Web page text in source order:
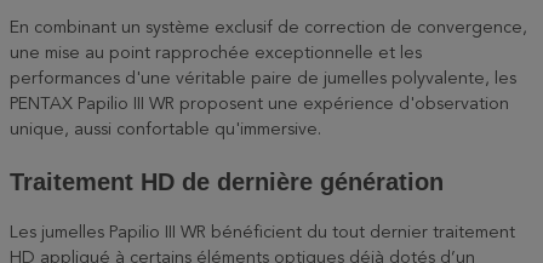
En combinant un système exclusif de correction de convergence,
une mise au point rapprochée exceptionnelle et les
performances d'une véritable paire de jumelles polyvalente, les
PENTAX Papilio III WR proposent une expérience d'observation
unique, aussi confortable qu'immersive.
Traitement HD de dernière génération
Les jumelles Papilio III WR bénéficient du tout dernier traitement
HD appliqué à certains éléments optiques déjà dotés d’un